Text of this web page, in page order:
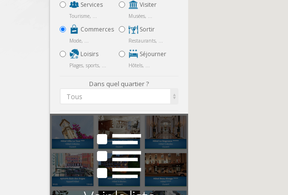
Services
Tourisme, ...
Commerces
Mode, ...
Loisirs
Plages, sports, ...
Visiter
Musées, ...
Sortir
Restaurants, ...
Séjourner
Hôtels, ...
Dans quel quartier ?
Tous